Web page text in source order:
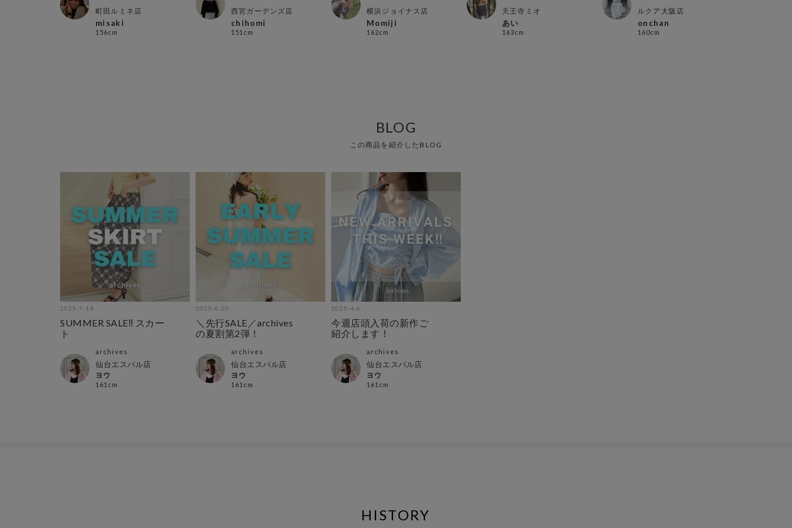
町田ルミネ店
misaki
156cm
西宮ガーデンズ店
chihomi
151cm
横浜ジョイナス店
Momiji
162cm
天王寺ミオ
あい
163cm
ルクア大阪店
onchan
160cm
BLOG
この商品を紹介したBLOG
2025-7-14
SUMMER SALE‼︎ スカー
ト
archives
仙台エスパル店
ヨウ
161cm
2025-6-20
＼先行SALE／archives
の夏割第2弾！
archives
仙台エスパル店
ヨウ
161cm
2025-4-6
今週店頭入荷の新作ご
紹介します！
archives
仙台エスパル店
ヨウ
161cm
HISTORY